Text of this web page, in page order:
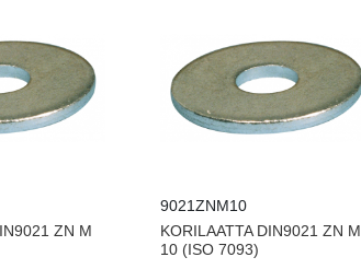
ZN M
9021ZNM10
KORILAATTA DIN9021 ZN M
10 (ISO 7093)